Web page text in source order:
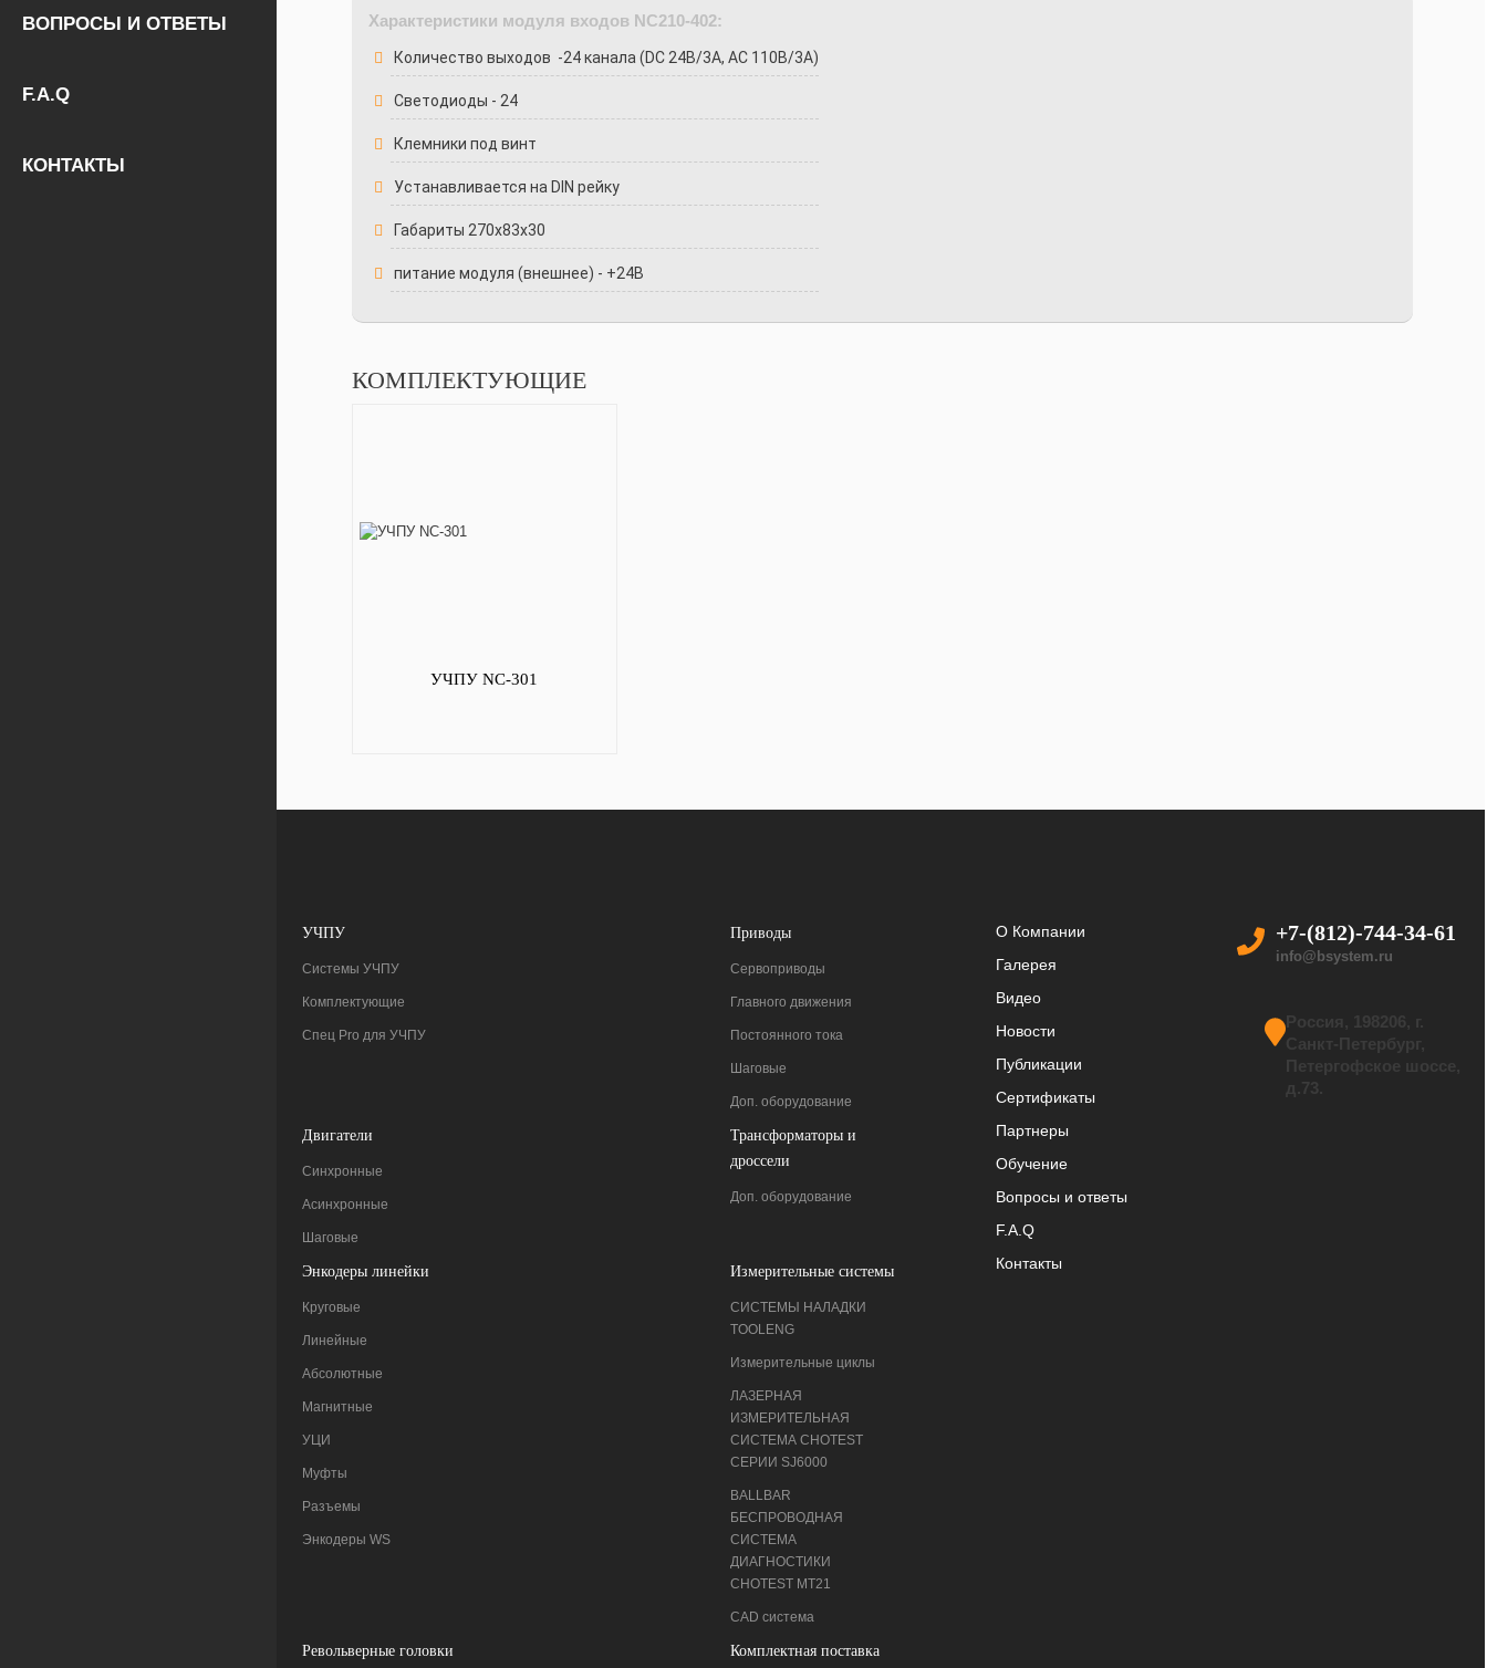
ВОПРОСЫ И ОТВЕТЫ
F.A.Q
КОНТАКТЫ
Характеристики модуля входов NC210-402:
Количество выходов -24 канала (DC 24В/3А, AC 110В/3А)
Светодиоды - 24
Клемники под винт
Устанавливается на DIN рейку
Габариты 270x83x30
питание модуля (внешнее) - +24В
КОМПЛЕКТУЮЩИЕ
УЧПУ NC-301
УЧПУ
Системы УЧПУ
Комплектующие
Спец Pro для УЧПУ
Приводы
Сервоприводы
Главного движения
Постоянного тока
Шаговые
Доп. оборудование
Двигатели
Синхронные
Асинхронные
Шаговые
Трансформаторы и
дроссели
Доп. оборудование
Энкодеры линейки
Круговые
Линейные
Абсолютные
Магнитные
УЦИ
Муфты
Разъемы
Энкодеры WS
Измерительные системы
СИСТЕМЫ НАЛАДКИ
ТOOLENG
Измерительные циклы
ЛАЗЕРНАЯ
ИЗМЕРИТЕЛЬНАЯ
СИСТЕМА CHOTEST
СЕРИИ SJ6000
BALLBAR
БЕСПРОВОДНАЯ
СИСТЕМА
ДИАГНОСТИКИ
CHOTEST MT21
CAD система
Pевольверные головки Комплектная поставка
О Компании
Галерея
Видео
Новости
Публикации
Сертификаты
Партнеры
Обучение
Вопросы и ответы
F.A.Q
Контакты
+7-(812)-744-34-61
info@bsystem.ru
Россия, 198206, г.
Санкт-Петербург,
д.73.